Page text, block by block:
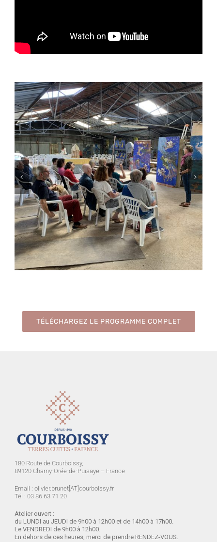
TÉLÉCHARGEZ LE PROGRAMME COMPLET
180 Route de Courboissy,
89120 Charny-Orée-de-Puisaye – France
Email : olivier.brunet[AT]courboissy.fr
Tél : 03 86 63 71 20
Atelier ouvert :
du LUNDI au JEUDI de 9h00 à 12h00 et de 14h00 à 17h00.
Le VENDREDI de 9h00 à 12h00.
En dehors de ces heures, merci de prendre RENDEZ-VOUS.